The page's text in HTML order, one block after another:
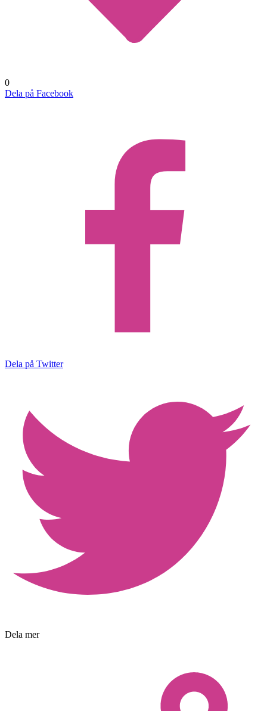
0
Dela på Facebook
Dela på Twitter
Dela mer